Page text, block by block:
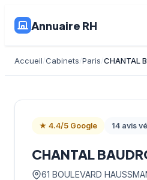
Annuaire RH
Accueil Cabinets Paris CHANTAL
★ 4.4/5 Google 14 avis
CHANTAL
61 BOULEVARD